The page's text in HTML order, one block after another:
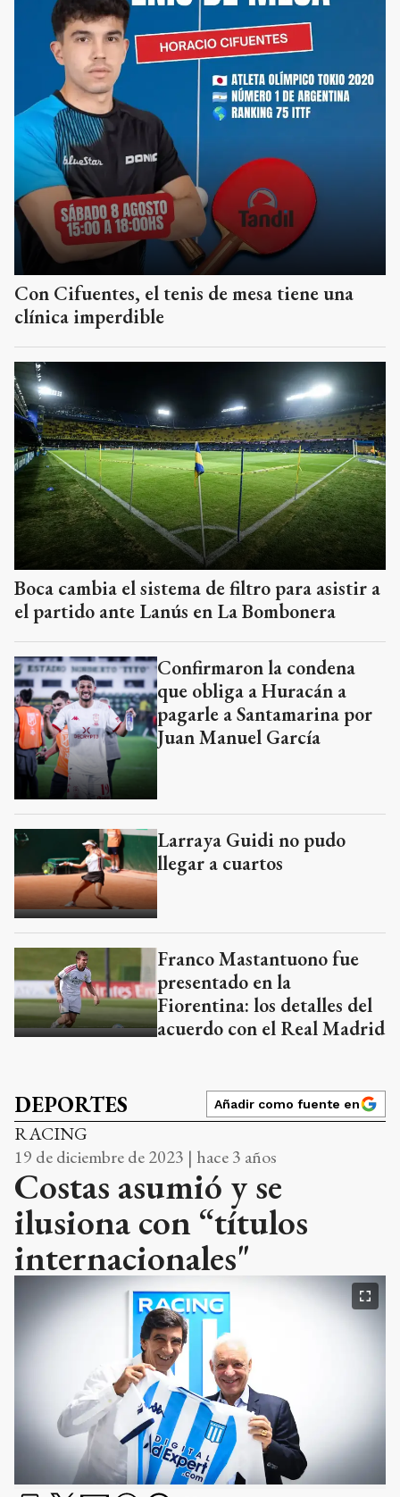
Con Cifuentes, el tenis de mesa tiene una
clínica imperdible
Boca cambia el sistema de filtro para asistir a
el partido ante Lanús en La Bombonera
Confirmaron la condena
que obliga a Huracán a
pagarle a Santamarina por
Juan Manuel García
Larraya Guidi no pudo
llegar a cuartos
Franco Mastantuono fue
presentado en la
Fiorentina: los detalles del
acuerdo con el Real Madrid
DEPORTES Añadir como fuente en
RACING
19 de diciembre de 2023 | hace 3 años
Costas asumió y se
ilusiona con “títulos
internacionales"